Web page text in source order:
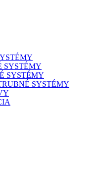
SYSTÉMY
SYSTÉMY
SYSTÉMY